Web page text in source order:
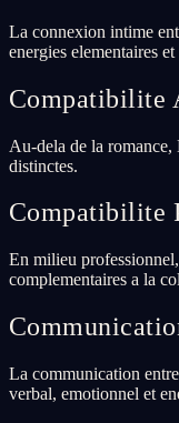
La connexion intime
energies elementaires
Compatibilite
Au-dela de la romance,
distinctes.
Compatibilite
En milieu
complementaires a la
La communication
verbal, emotionnel et